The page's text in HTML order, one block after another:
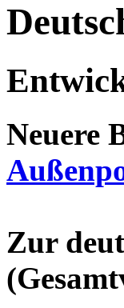
Neuere
Zur